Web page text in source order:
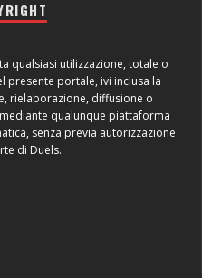
qualsiasi utilizzazione, totale o
presente portale, ivi inclusa la
rielaborazione, diffusione o
qualunque piattaforma
senza previa autorizzazione
di Duels.